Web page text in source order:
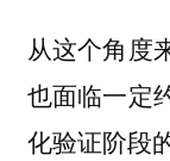
从这个角度
也面临一定
化验证阶段